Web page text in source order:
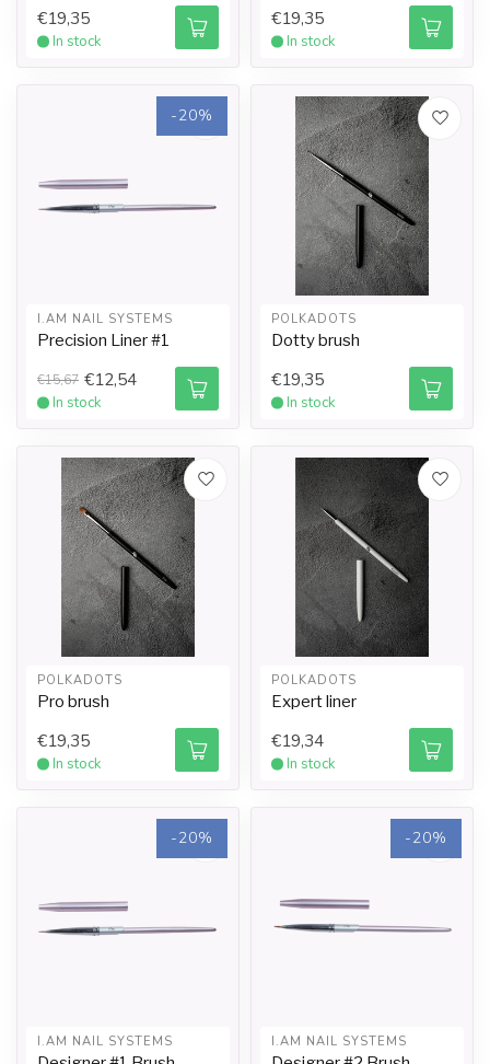
€19,35
In stock
€19,35
In stock
-20%
I.AM NAIL SYSTEMS
Precision Liner #1
€15,67 €12,54
In stock
POLKADOTS
Dotty brush
€19,35
In stock
POLKADOTS
Pro brush
€19,35
In stock
POLKADOTS
Expert liner
€19,34
In stock
-20%
I.AM NAIL SYSTEMS
-20%
I.AM NAIL SYSTEMS